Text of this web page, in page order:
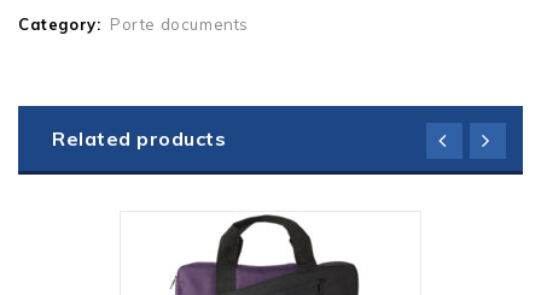
Category: Porte documents
Related products